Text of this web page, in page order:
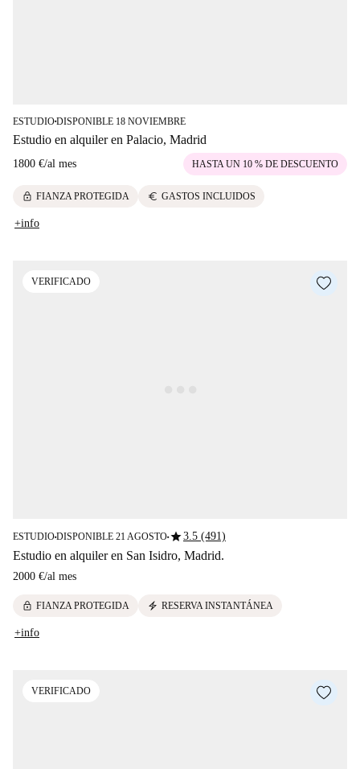
ESTUDIO■DISPONIBLE 18 NOVIEMBRE
Estudio en alquiler en Palacio, Madrid
1800 €/al mes HASTA UN 10 % DE DESCUENTO
lock FIANZA PROTEGIDA euro GASTOS INCLUIDOS
+info
VERIFICADO
ESTUDIO■DISPONIBLE 21 AGOSTO■star3.5 (491)
Estudio en alquiler en San Isidro, Madrid.
2000 €/al mes
lock FIANZA PROTEGIDA electric_bolt RESERVA INSTANTÁNEA
+info
VERIFICADO